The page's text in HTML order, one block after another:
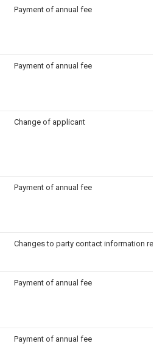
Payment of annual fee
Payment of annual fee
Change of applicant
Payment of annual fee
Changes to party contact information
Payment of annual fee
Payment of annual fee